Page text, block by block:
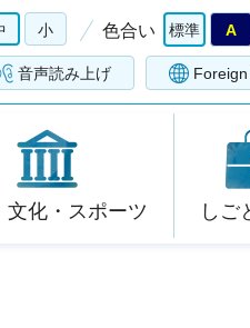
小 色合い 標準 A
音声読み上げ
文化・スポーツ しご